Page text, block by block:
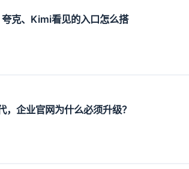
克、Kimi看见的入口怎么搭
企业官网为什么必须升级？